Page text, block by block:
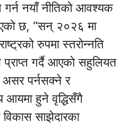
गर्न नयाँ नीतिको आवश्यक
छ, “सन् २०२६ मा
रुपमा स्तरोन्नति
गर्दै आएको सहुलियत
असर पर्नसक्ने र
आयमा हुने वृद्धिसँगै
विकास साझेदारका